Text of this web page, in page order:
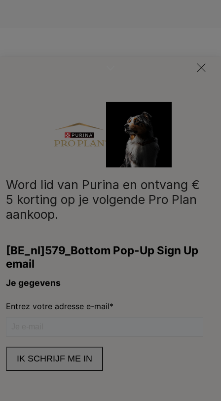
Word lid van Purina en ontvang €
5 korting op je volgende Pro Plan
aankoop.